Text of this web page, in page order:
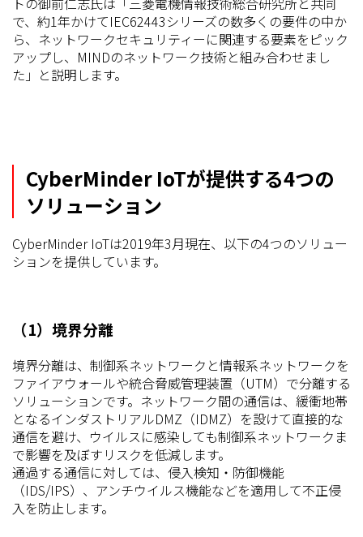
で、約1年かけてIEC62443シリーズの数多くの要件の中か
ら、ネットワークセキュリティーに関連する要素をピック
アップし、MINDのネットワーク技術と組み合わせまし
た」と説明します。
CyberMinder IoTが提供する4つの
ソリューション
CyberMinder IoTは2019年3月現在、以下の4つのソリュー
ションを提供しています。
（1）境界分離
境界分離は、制御系ネットワークと情報系ネットワークを
ファイアウォールや統合脅威管理装置（UTM）で分離する
ソリューションです。ネットワーク間の通信は、緩衝地帯
となるインダストリアルDMZ（IDMZ）を設けて直接的な
通信を避け、ウイルスに感染しても制御系ネットワークま
で影響を及ぼすリスクを低減します。
通過する通信に対しては、侵入検知・防御機能
（IDS/IPS）、アンチウイルス機能などを適用して不正侵
入を防止します。